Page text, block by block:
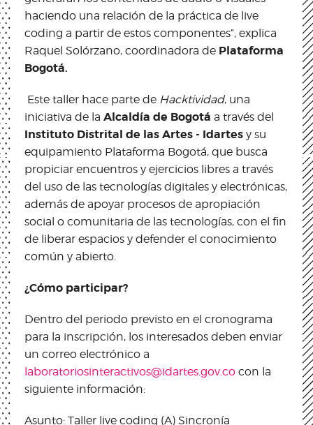
haciendo una relación de la práctica de live
coding a partir de estos componentes”, explica
Raquel Solórzano, coordinadora de Plataforma
Bogotá.
Este taller hace parte de Hacktividad, una
iniciativa de la Alcaldía de Bogotá a través del
Instituto Distrital de las Artes - Idartes y su
equipamiento Plataforma Bogotá, que busca
propiciar encuentros y ejercicios libres a través
del uso de las tecnologías digitales y electrónicas,
además de apoyar procesos de apropiación
social o comunitaria de las tecnologías, con el fin
de liberar espacios y defender el conocimiento
común y abierto.
¿Cómo participar?
Dentro del periodo previsto en el cronograma
para la inscripción, los interesados deben enviar
un correo electrónico a
laboratoriosinteractivos@idartes.gov.co con la
siguiente información:
Asunto: Taller live coding (A) Sincronía